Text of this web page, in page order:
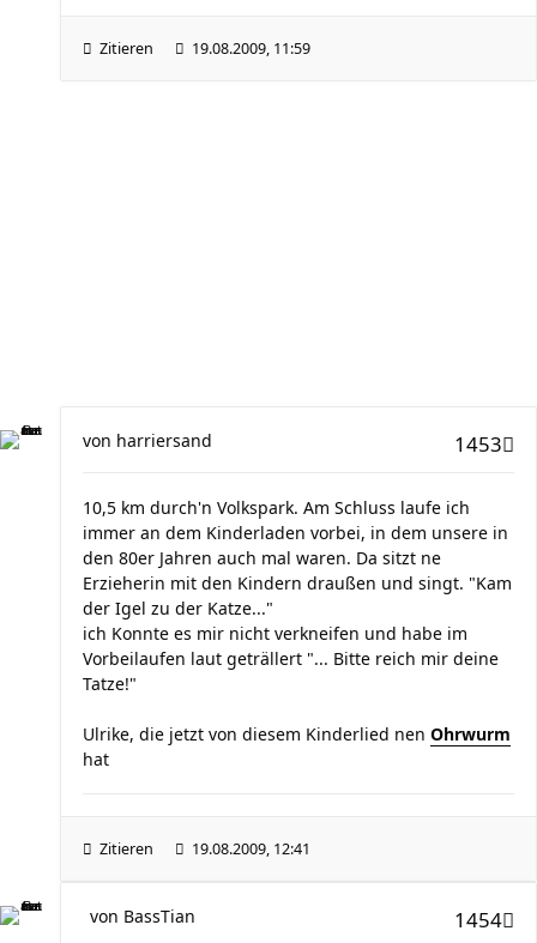
Zitieren 19.08.2009, 11:59
1453
von harriersand
10,5 km durch'n Volkspark. Am Schluss laufe ich
immer an dem Kinderladen vorbei, in dem unsere in
den 80er Jahren auch mal waren. Da sitzt ne
Erzieherin mit den Kindern draußen und singt. "Kam
der Igel zu der Katze..."
ich Konnte es mir nicht verkneifen und habe im
Vorbeilaufen laut geträllert "... Bitte reich mir deine
Tatze!"
Ulrike, die jetzt von diesem Kinderlied nen Ohrwurm
hat
Zitieren 19.08.2009, 12:41
1454
von BassTian